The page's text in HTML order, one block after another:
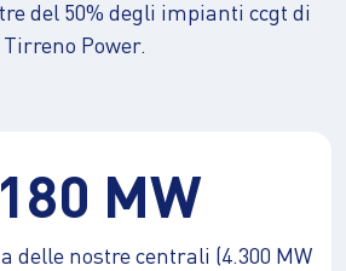
del 50% degli impianti ccgt di
Tirreno Power.
MW
delle nostre centrali (4.300 MW